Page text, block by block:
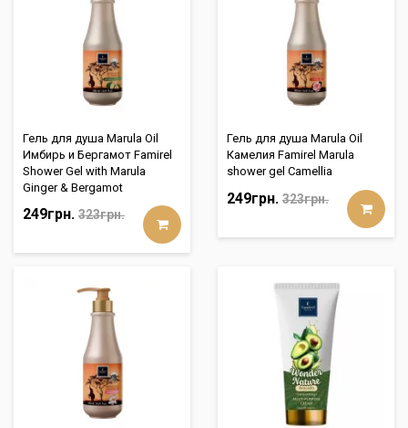
Гель для душа Marula Oil
Имбирь и Бергамот Famirel
Shower Gel with Marula
Ginger & Bergamot
249грн. 323грн.
Гель для душа Marula Oil
Камелия Famirel Marula
shower gel Camellia
249грн. 323грн.